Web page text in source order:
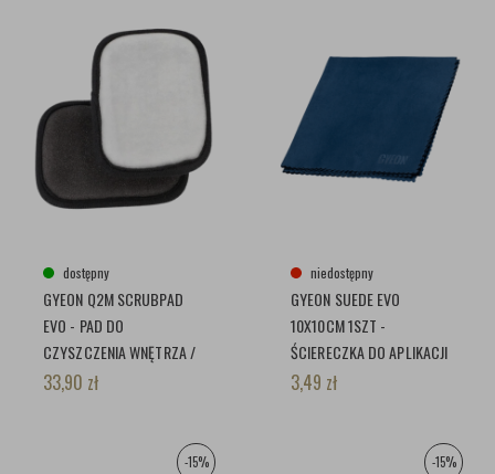
dostępny
GYEON Q2M SCRUBPAD
EVO - PAD DO
CZYSZCZENIA WNĘTRZA /
PODSUFITKI
33,90 zł
niedostępny
GYEON SUEDE EVO
10X10CM 1SZT -
ŚCIERECZKA DO APLIKACJI
POWŁOK
3,49 zł
-15% -15%